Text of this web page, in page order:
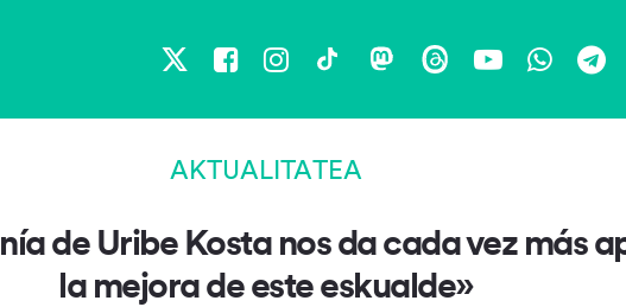
X Facebook
Instagram
TikTokMastodon
ThreadsYouTube
AKTUALITATEA
de Uribe Kosta nos da cada vez más
la mejora de este eskualde»